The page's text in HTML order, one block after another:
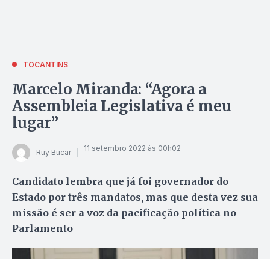
TOCANTINS
Marcelo Miranda: “Agora a
Assembleia Legislativa é meu
lugar”
Ruy Bucar 11 setembro 2022 às 00h02
Candidato lembra que já foi governador do
Estado por três mandatos, mas que desta vez sua
missão é ser a voz da pacificação política no
Parlamento